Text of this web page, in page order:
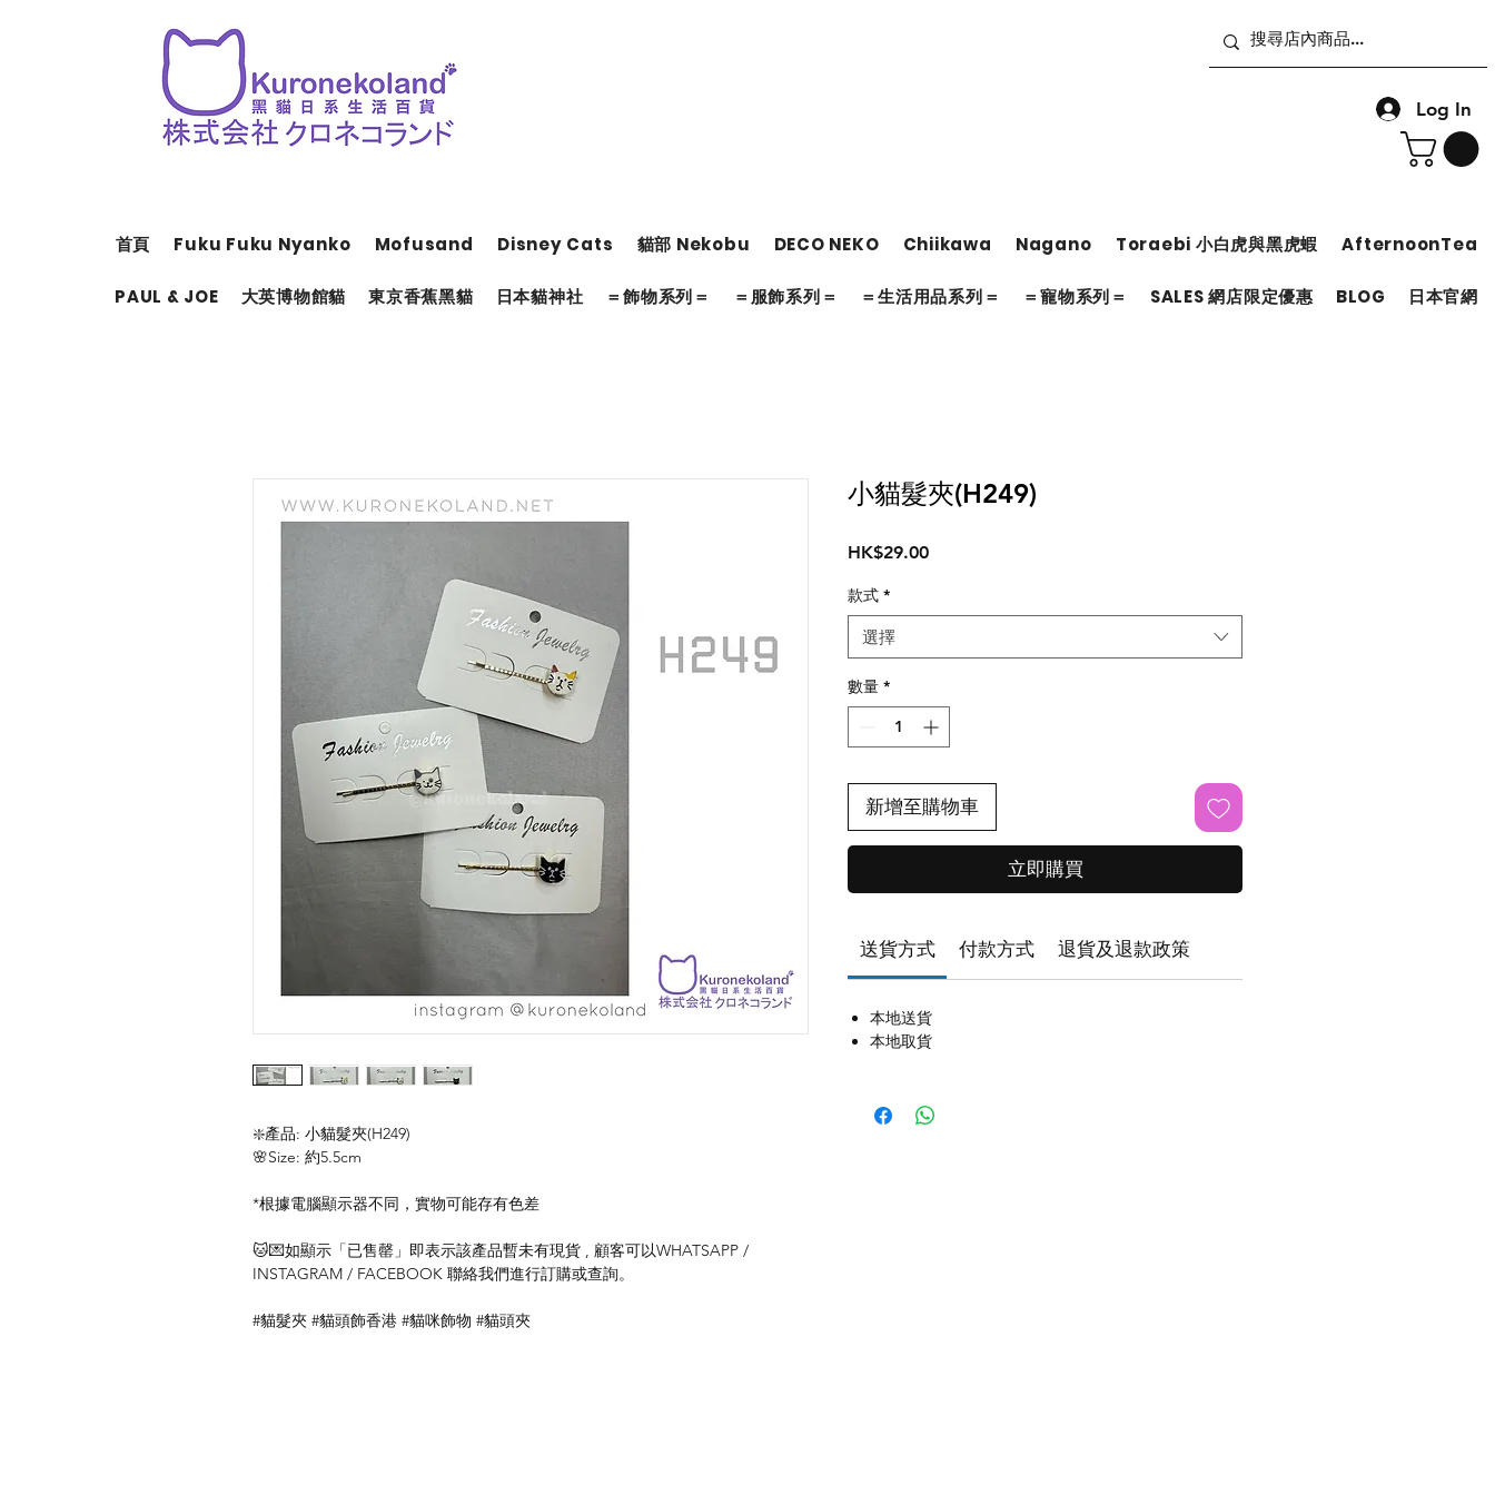
Log In
首頁 Fuku Fuku Nyanko Mofusand Disney Cats 貓部 Nekobu DECO NEKO Chiikawa Nagano Toraebi 小白虎與黑虎蝦 AfternoonTea
PAUL & JOE 大英博物館貓 東京香蕉黑貓 日本貓神社 ＝飾物系列＝ ＝服飾系列＝ ＝生活用品系列＝ ＝寵物系列＝ SALES 網店限定優惠 BLOG 日本官網
❇️產品: 小貓髮夾(H249)
🌸Size: 約5.5cm
*根據電腦顯示器不同，實物可能存有色差
🐱💌如顯示「已售罄」即表示該產品暫未有現貨 , 顧客可以WHATSAPP /
INSTAGRAM / FACEBOOK 聯絡我們進行訂購或查詢。
#貓髮夾 #貓頭飾香港 #貓咪飾物 #貓頭夾
小貓髮夾(H249)
HK$29.00價
款式 *
選擇
數量 *
新增至購物車
立即購買
送貨方式 付款方式 退貨及退款政策
本地送貨
本地取貨